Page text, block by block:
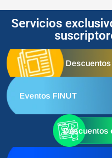
Servicios
Eventos FINUT
Descuentos